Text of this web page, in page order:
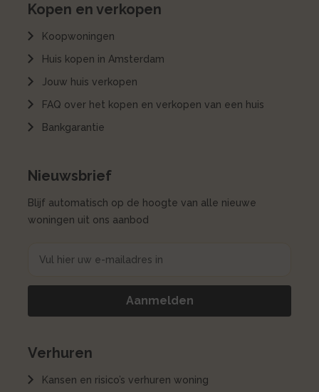
Kopen en verkopen
Koopwoningen
Huis kopen in Amsterdam
Jouw huis verkopen
FAQ over het kopen en verkopen van een huis
Bankgarantie
Nieuwsbrief
Blijf automatisch op de hoogte van alle nieuwe
woningen uit ons aanbod
Verhuren
Kansen en risico’s verhuren woning